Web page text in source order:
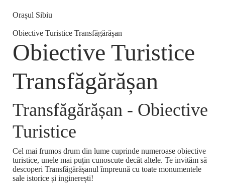
Orașul Sibiu
Obiective Turistice Transfăgărășan
Obiective Turistice
Transfăgărășan
Transfăgărășan - Obiective
Turistice
Cel mai frumos drum din lume cuprinde numeroase obiective
turistice, unele mai puțin cunoscute decât altele. Te invităm să
descoperi Transfăgărășanul împreună cu toate monumentele
sale istorice și inginerești!